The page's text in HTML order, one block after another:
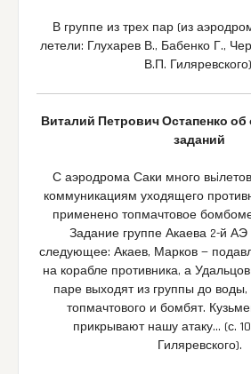
В группе из трех пар (из
летели: Глухарев В., Бабенко Г.,
В.П.
Виталий Петрович Остапенко
заданий
С аэродрома Саки много
коммуникациям уходящего
применено топмачтовое
Задание группе Акаева 2-й
следующее: Акаев, Марков —
на корабле противника, а
паре выходят из группы до воды,
топмачтового и бомбят.
прикрывают нашу атаку… (с.
Гиляревского).